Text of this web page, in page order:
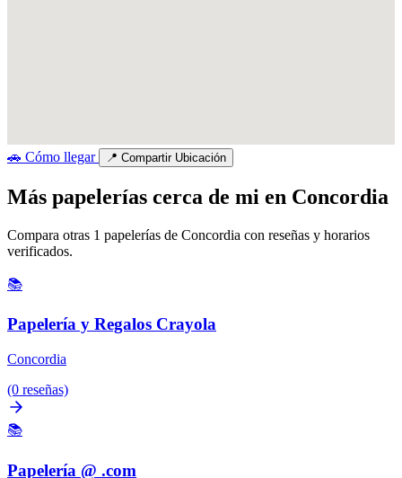
🚗 Cómo llegar 📍 Compartir Ubicación
Más papelerías cerca de mi en Concordia
Compara otras 1 papelerías de Concordia con reseñas y horarios
verificados.
📚
Papelería y Regalos Crayola
Concordia
(0 reseñas)
📚
Papelería @ .com